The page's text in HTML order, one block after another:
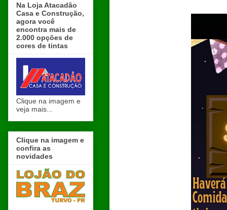
Na Loja Atacadão
Casa e Construção,
agora você
encontra mais de
2.000 opções de
cores de tintas
Clique na imagem e
veja mais...
Clique na imagem e
confira as
novidades